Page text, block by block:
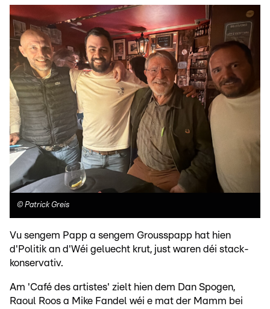
© Patrick Greis
Vu sengem Papp a sengem Grousspapp hat hien
d'Politik an d'Wéi geluecht krut, just waren déi stack-
konservativ.
Am 'Café des artistes' zielt hien dem Dan Spogen,
Raoul Roos a Mike Fandel wéi e mat der Mamm bei